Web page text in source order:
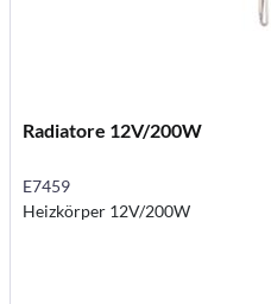
Radiatore 12V/200W
E7459
Heizkörper 12V/200W